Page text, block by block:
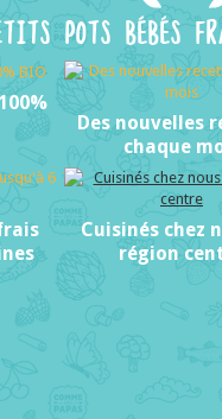
POTS BÉBÉS
Des nouvelles
chaque
Cuisinés chez
région